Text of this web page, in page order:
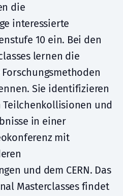
die
interessierte
10 ein. Bei den
lernen die
Sie identifizieren
und
in einer
mit
und dem CERN. Das
Masterclasses findet